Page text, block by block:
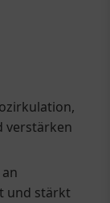
verstärken
und stärkt